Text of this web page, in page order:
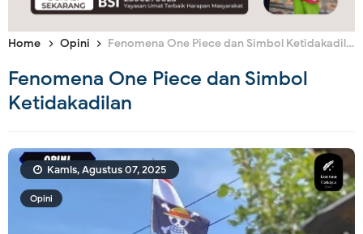
Home Opini Fenomena One Piece dan Simbol Ketidakadilan
Fenomena One Piece dan Simbol
Ketidakadilan
Opini
Kamis, Agustus 07, 2025